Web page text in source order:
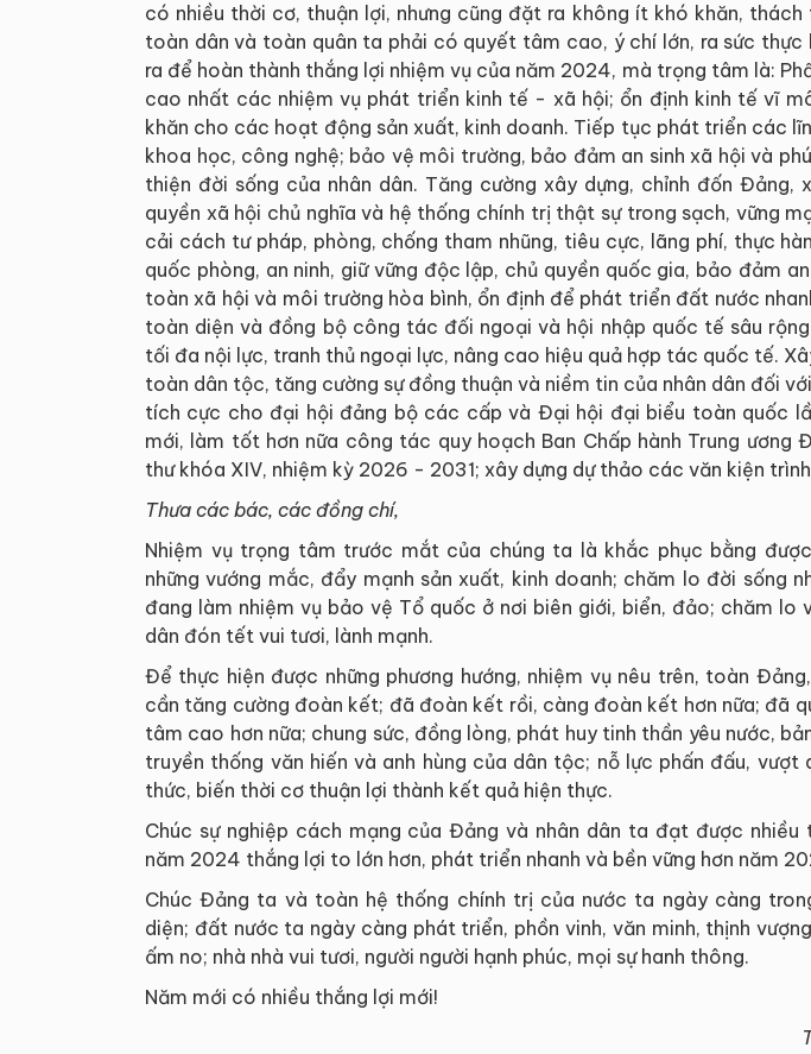
có nhiều thời cơ, thuận lợi, nhưng cũng đặt ra không ít khó khăn,
toàn dân và toàn quân ta phải có quyết tâm cao, ý chí lớn, ra sức
ra để hoàn thành thắng lợi nhiệm vụ của năm 2024, mà trọng tâm là:
cao nhất các nhiệm vụ phát triển kinh tế - xã hội; ổn định kinh tế vĩ
khăn cho các hoạt động sản xuất, kinh doanh. Tiếp tục phát triển các
khoa học, công nghệ; bảo vệ môi trường, bảo đảm an sinh xã hội và
thiện đời sống của nhân dân. Tăng cường xây dựng, chỉnh đốn Đảng,
quyền xã hội chủ nghĩa và hệ thống chính trị thật sự trong sạch, vững
cải cách tư pháp, phòng, chống tham nhũng, tiêu cực, lãng phí, thực
quốc phòng, an ninh, giữ vững độc lập, chủ quyền quốc gia, bảo đảm
toàn xã hội và môi trường hòa bình, ổn định để phát triển đất nước
toàn diện và đồng bộ công tác đối ngoại và hội nhập quốc tế sâu
tối đa nội lực, tranh thủ ngoại lực, nâng cao hiệu quả hợp tác quốc tế.
toàn dân tộc, tăng cường sự đồng thuận và niềm tin của nhân dân đối
tích cực cho đại hội đảng bộ các cấp và Đại hội đại biểu toàn quốc
mới, làm tốt hơn nữa công tác quy hoạch Ban Chấp hành Trung ương
thư khóa XIV, nhiệm kỳ 2026 - 2031; xây dựng dự thảo các văn kiện
Thưa các bác, các đồng chí,
Nhiệm vụ trọng tâm trước mắt của chúng ta là khắc phục bằng
những vướng mắc, đẩy mạnh sản xuất, kinh doanh; chăm lo đời sống
đang làm nhiệm vụ bảo vệ Tổ quốc ở nơi biên giới, biển, đảo; chăm lo
dân đón tết vui tươi, lành mạnh.
Để thực hiện được những phương hướng, nhiệm vụ nêu trên, toàn
cần tăng cường đoàn kết; đã đoàn kết rồi, càng đoàn kết hơn nữa; đã
tâm cao hơn nữa; chung sức, đồng lòng, phát huy tinh thần yêu nước,
truyền thống văn hiến và anh hùng của dân tộc; nỗ lực phấn đấu, vượt
thức, biến thời cơ thuận lợi thành kết quả hiện thực.
Chúc sự nghiệp cách mạng của Đảng và nhân dân ta đạt được nhiều
năm 2024 thắng lợi to lớn hơn, phát triển nhanh và bền vững hơn năm
Chúc Đảng ta và toàn hệ thống chính trị của nước ta ngày càng
diện; đất nước ta ngày càng phát triển, phồn vinh, văn minh, thịnh
ấm no; nhà nhà vui tươi, người người hạnh phúc, mọi sự hanh thông.
Năm mới có nhiều thắng lợi mới!